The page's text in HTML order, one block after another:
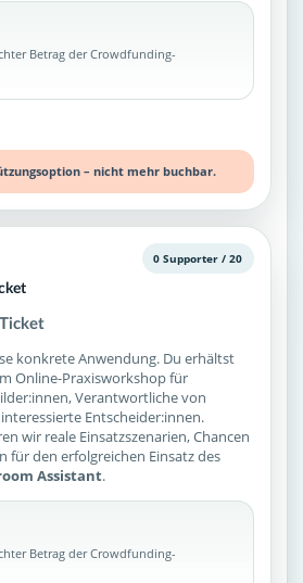
Betrag der Crowdfunding-
– nicht mehr buchbar.
0 Supporter / 20
konkrete Anwendung. Du erhältst
Online-Praxisworkshop für
Verantwortliche von
Entscheider:innen.
wir reale Einsatzszenarien, Chancen
für den erfolgreichen Einsatz des
Assistant.
Betrag der Crowdfunding-